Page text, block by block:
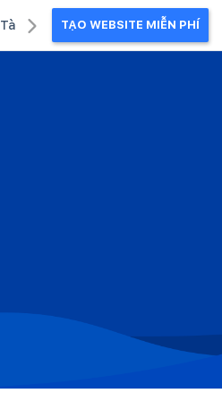
Tài liệu kinh doanhTẠO WEBSITE MIỄN PHÍ